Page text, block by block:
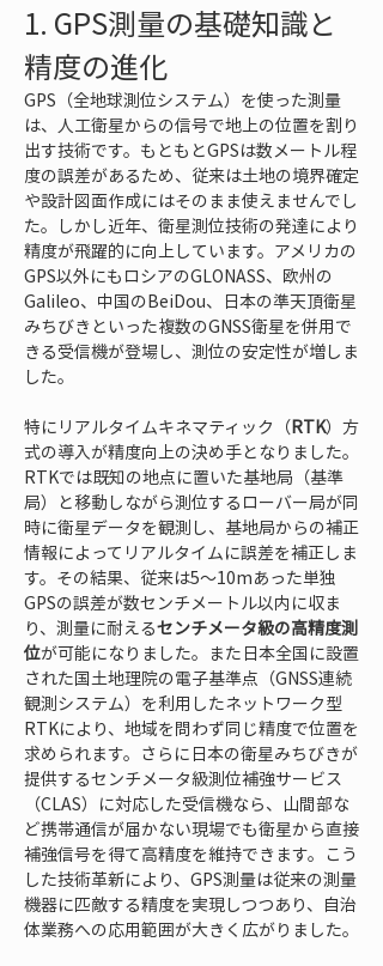
1. GPS測量の基礎知識と
精度の進化
GPS（全地球測位システム）を使った測量
は、人工衛星からの信号で地上の位置を割り
出す技術です。もともとGPSは数メートル程
度の誤差があるため、従来は土地の境界確定
や設計図面作成にはそのまま使えませんでし
た。しかし近年、衛星測位技術の発達により
精度が飛躍的に向上しています。アメリカの
GPS以外にもロシアのGLONASS、欧州の
Galileo、中国のBeiDou、日本の準天頂衛星
みちびきといった複数のGNSS衛星を併用で
きる受信機が登場し、測位の安定性が増しま
した。
特にリアルタイムキネマティック（RTK）方
式の導入が精度向上の決め手となりました。
RTKでは既知の地点に置いた基地局（基準
局）と移動しながら測位するローバー局が同
時に衛星データを観測し、基地局からの補正
情報によってリアルタイムに誤差を補正しま
す。その結果、従来は5～10mあった単独
GPSの誤差が数センチメートル以内に収ま
り、測量に耐えるセンチメータ級の高精度測
位が可能になりました。また日本全国に設置
された国土地理院の電子基準点（GNSS連続
観測システム）を利用したネットワーク型
RTKにより、地域を問わず同じ精度で位置を
求められます。さらに日本の衛星みちびきが
提供するセンチメータ級測位補強サービス
（CLAS）に対応した受信機なら、山間部な
ど携帯通信が届かない現場でも衛星から直接
補強信号を得て高精度を維持できます。こう
した技術革新により、GPS測量は従来の測量
機器に匹敵する精度を実現しつつあり、自治
体業務への応用範囲が大きく広がりました。